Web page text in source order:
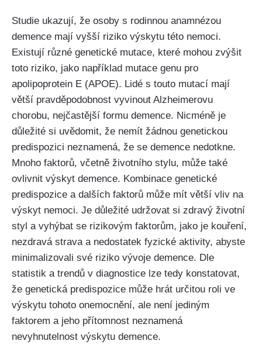
Studie ukazují, že osoby s rodinnou anamnézou
demence mají vyšší riziko výskytu této nemoci.
Existují různé genetické mutace, které mohou zvýšit
toto riziko, jako například mutace genu pro
apolipoprotein E (APOE). Lidé s touto mutací mají
větší pravděpodobnost vyvinout Alzheimerovu
chorobu, nejčastější formu demence. Nicméně je
důležité si uvědomit, že nemít žádnou genetickou
predispozici neznamená, že se demence nedotkne.
Mnoho faktorů, včetně životního stylu, může také
ovlivnit výskyt demence. Kombinace genetické
predispozice a dalších faktorů může mít větší vliv na
výskyt nemoci. Je důležité udržovat si zdravý životní
styl a vyhýbat se rizikovým faktorům, jako je kouření,
nezdravá strava a nedostatek fyzické aktivity, abyste
minimalizovali své riziko vývoje demence. Dle
statistik a trendů v diagnostice lze tedy konstatovat,
že genetická predispozice může hrát určitou roli ve
výskytu tohoto onemocnění, ale není jediným
faktorem a jeho přítomnost neznamená
nevyhnutelnost výskytu demence.